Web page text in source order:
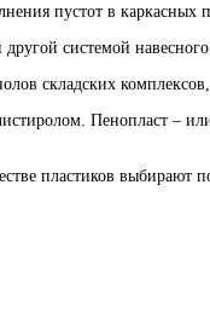
пустот в каркасных
системой навесного
складских комплексов,
Пенопласт –
пластиков выбирают